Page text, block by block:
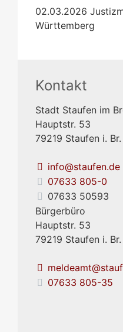
02.03.2026
Württemberg
Kontakt
Stadt Staufen im
Hauptstr. 53
79219 Staufen i. Br.
info@staufen.de
07633 805-0
07633 50593
Bürgerbüro
Hauptstr. 53
79219 Staufen i. Br.
07633 805-35